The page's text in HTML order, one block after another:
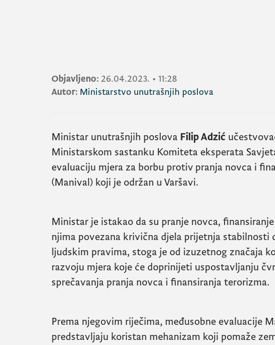
Objavljeno: 26.04.2023. • 11:28
Autor: Ministarstvo unutrašnjih poslova
Ministar unutrašnjih poslova Filip Adzić
Ministarskom sastanku Komiteta eksperata
evaluaciju mjera za borbu protiv pranja novca i
(Manival) koji je održan u Varšavi.
Ministar je istakao da su pranje novca,
njima povezana krivična djela prijetnja stabilnosti
ljudskim pravima, stoga je od izuzetnog značaja
razvoju mjera koje će doprinijeti uspostavljanju
sprečavanja pranja novca i finansiranja terorizma.
Prema njegovim riječima, međusobne evaluacije
predstavljaju koristan mehanizam koji pomaže